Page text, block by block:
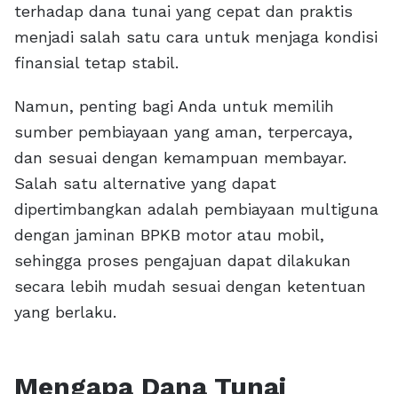
terhadap dana tunai yang cepat dan praktis
menjadi salah satu cara untuk menjaga kondisi
finansial tetap stabil.
Namun, penting bagi Anda untuk memilih
sumber pembiayaan yang aman, terpercaya,
dan sesuai dengan kemampuan membayar.
Salah satu alternative yang dapat
dipertimbangkan adalah pembiayaan multiguna
dengan jaminan BPKB motor atau mobil,
sehingga proses pengajuan dapat dilakukan
secara lebih mudah sesuai dengan ketentuan
yang berlaku.
Mengapa Dana Tunai